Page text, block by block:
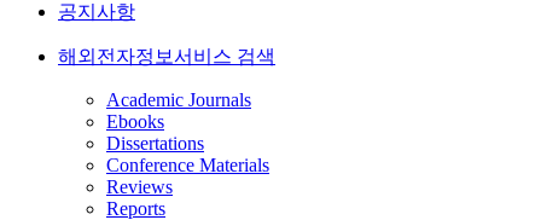
공지사항
해외전자정보서비스 검색
Academic Journals
Ebooks
Dissertations
Conference Materials
Reviews
Reports